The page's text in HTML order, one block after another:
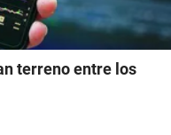
terreno entre los